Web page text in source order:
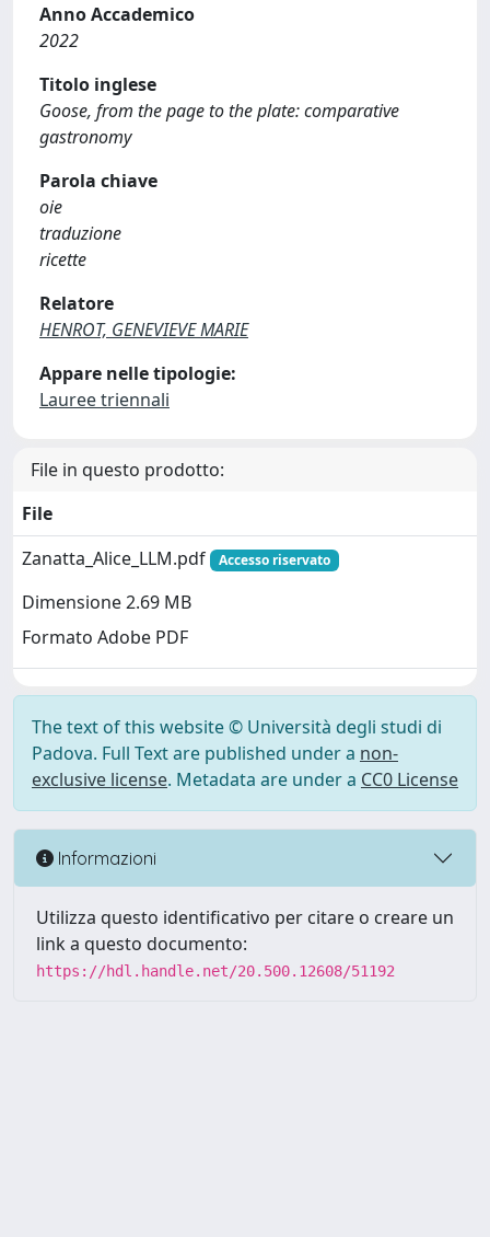
Anno Accademico
2022
Titolo inglese
Goose, from the page to the plate: comparative
gastronomy
Parola chiave
oie
traduzione
ricette
Relatore
HENROT, GENEVIEVE MARIE
Appare nelle tipologie:
Lauree triennali
File in questo prodotto:
File
Zanatta_Alice_LLM.pdf
Accesso riservato
Dimensione 2.69 MB
Formato Adobe PDF
The text of this website © Università degli studi di
Padova. Full Text are published under a non-
exclusive license. Metadata are under a CC0 License
Informazioni
Utilizza questo identificativo per citare o creare un
link a questo documento:
https://hdl.handle.net/20.500.12608/51192